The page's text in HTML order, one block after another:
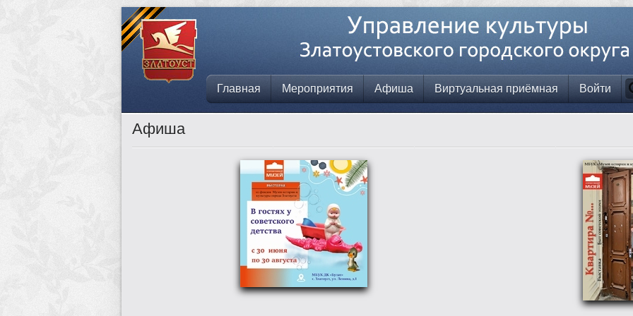
Главная Мероприятия Афиша Виртуальная приёмная Войти
Афиша